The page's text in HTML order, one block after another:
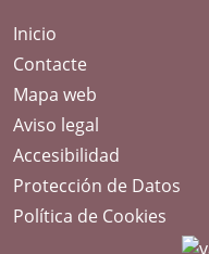
Inicio
Contacte
Mapa web
Aviso legal
Accesibilidad
Protección de Datos
Política de Cookies